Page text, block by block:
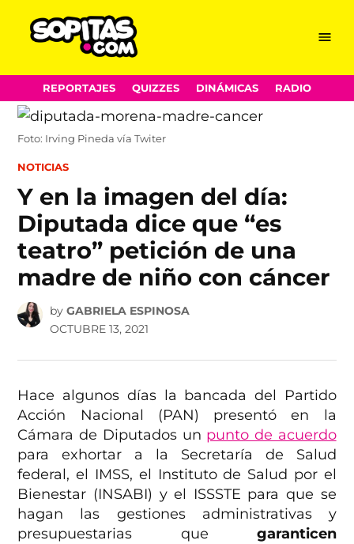
Skip
to
content
Menu
REPORTAJES QUIZZES DINÁMICAS RADIO
Foto: Irving Pineda vía Twiter
POSTED
NOTICIAS
Y en la imagen del día:
Diputada dice que “es
teatro” petición de una
madre de niño con cáncer
by GABRIELA ESPINOSA
OCTUBRE 13, 2021
Hace algunos días la bancada del Partido
Acción Nacional (PAN) presentó en la
Cámara de Diputados un punto de acuerdo
para exhortar a la Secretaría de Salud
federal, el IMSS, el Instituto de Salud por el
Bienestar (INSABI) y el ISSSTE para que se
hagan las gestiones administrativas y
presupuestarias que garanticen